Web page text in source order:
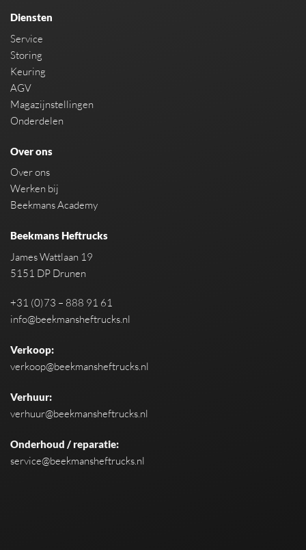
Diensten
Service
Storing
Keuring
AGV
Magazijnstellingen
Onderdelen
Over ons
Over ons
Werken bij
Beekmans Academy
Beekmans Heftrucks
James Wattlaan 19
5151 DP Drunen
+31 (0)73 – 888 91 61
info@beekmansheftrucks.nl
Verkoop:
verkoop@beekmansheftrucks.nl
Verhuur:
verhuur@beekmansheftrucks.nl
Onderhoud / reparatie:
service@beekmansheftrucks.nl